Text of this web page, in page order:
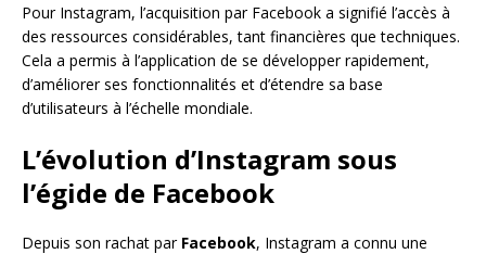
Pour Instagram, l’acquisition par Facebook a signifié l’accès à
des ressources considérables, tant financières que techniques.
Cela a permis à l’application de se développer rapidement,
d’améliorer ses fonctionnalités et d’étendre sa base
d’utilisateurs à l’échelle mondiale.
L’évolution d’Instagram sous
l’égide de Facebook
Depuis son rachat par Facebook, Instagram a connu une